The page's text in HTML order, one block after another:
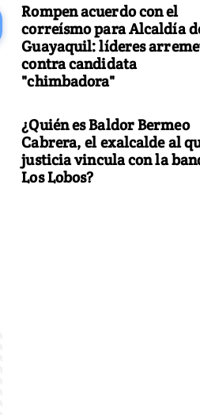
Rompen acuerdo con el
correísmo para Alcaldía
Guayaquil: líderes
contra candidata
"chimbadora"
¿Quién es Baldor Bermeo
Cabrera, el exalcalde al
justicia vincula con la
Los Lobos?